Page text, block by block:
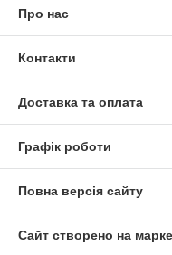
Про нас
Контакти
Доставка та оплата
Графік роботи
Повна версія сайту
Сайт створено на